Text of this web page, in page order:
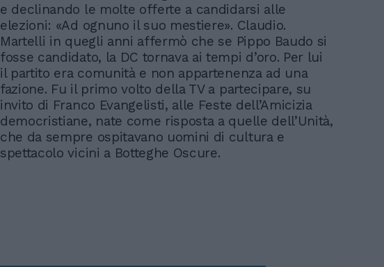
e declinando le molte offerte a candidarsi alle
elezioni: «Ad ognuno il suo mestiere». Claudio.
Martelli in quegli anni affermò che se Pippo Baudo si
fosse candidato, la DC tornava ai tempi d’oro. Per lui
il partito era comunità e non appartenenza ad una
fazione. Fu il primo volto della TV a partecipare, su
invito di Franco Evangelisti, alle Feste dell’Amicizia
democristiane, nate come risposta a quelle dell’Unità,
che da sempre ospitavano uomini di cultura e
spettacolo vicini a Botteghe Oscure.